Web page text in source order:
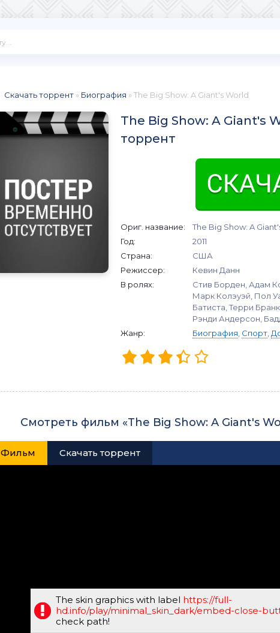
Скачать торрент » Биография » The Big Show: A Giant's World
The Big Show: A Giant's
торрент
Ориг. название:
The Big Show: A
Год:
2011
Страна:
США
Режиссер:
Кевин Данн
В ролях:
Стив Борден, Адам
Марк Колэуэй, Пол
Батиста, Терри
Рэнди Андерсон,
Жанр:
Биография Спорт
Смотреть фильм «The Big Show: A Giant's
Фильм Скачать торрент
The skin graphics with label https://full-
hd.info/play/minimal_skin_dark/embed-close-
check path!